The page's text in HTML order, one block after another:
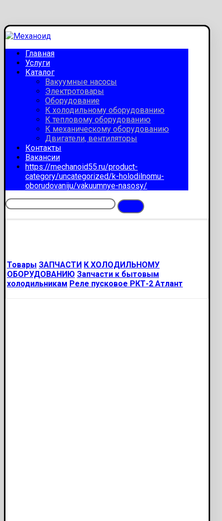
Главная
Услуги
Каталог
Вакуумные насосы
Электротовары
Оборудование
К холодильному оборудованию
К тепловому оборудованию
К механическому оборудованию
Двигатели, вентиляторы
Контакты
Вакансии
https://mechanoid55.ru/product-
category/uncategorized/k-holodilnomu-
oborudovaniju/vakuumnye-nasosy/
Товары ЗАПЧАСТИ К ХОЛОДИЛЬНОМУ
ОБОРУДОВАНИЮ Запчасти к бытовым
холодильникам Реле пусковое РКТ-2 Атлант